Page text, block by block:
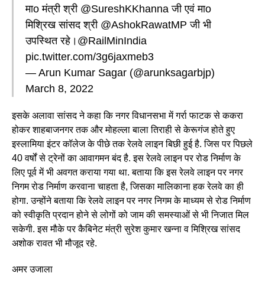
माo मंत्री श्री @SureshKKhanna जी एवं माo
मिश्रिख सांसद श्री @AshokRawatMP जी भी
उपस्थित रहे। @RailMinIndia
pic.twitter.com/3g6jaxmeb3
— Arun Kumar Sagar (@arunksagarbjp)
March 8, 2022
इसके अलावा सांसद ने कहा कि नगर विधानसभा में गर्रा फाटक से ककरा
होकर शाहबाजनगर तक और मोहल्ला बाला तिराही से केरूगंज होते हुए
इस्लामिया इंटर कॉलेज के पीछे तक रेलवे लाइन बिछी हुई है. जिस पर पिछले
40 वर्षों से ट्रेनों का आवागमन बंद है. इस रेलवे लाइन पर रोड निर्माण के
लिए पूर्व में भी अवगत कराया गया था. बताया कि इस रेलवे लाइन पर नगर
निगम रोड निर्माण करवाना चाहता है, जिसका मालिकाना हक रेलवे का ही
होगा. उन्होंने बताया कि रेलवे लाइन पर नगर निगम के माध्यम से रोड निर्माण
को स्वीकृति प्रदान होने से लोगों को जाम की समस्याओं से भी निजात मिल
सकेगी. इस मौके पर कैबिनेट मंत्री सुरेश कुमार खन्ना व मिश्रिख सांसद
अशोक रावत भी मौजूद रहे.
अमर उजाला